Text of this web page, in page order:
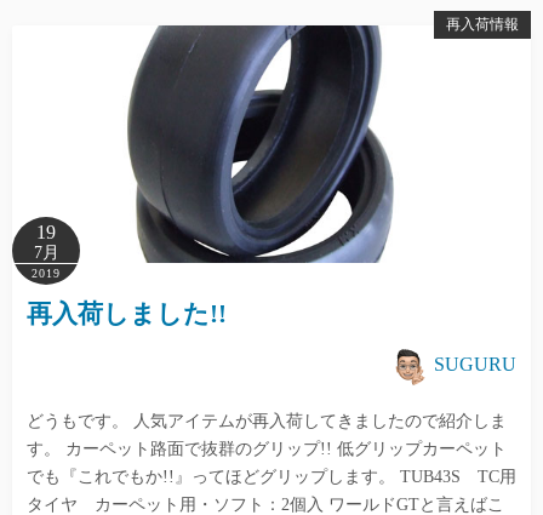
再入荷情報
19
7月
2019
再入荷しました!!
SUGURU
どうもです。 人気アイテムが再入荷してきましたので紹介しま
す。 カーペット路面で抜群のグリップ!! 低グリップカーペット
でも『これでもか!!』ってほどグリップします。 TUB43S TC用
タイヤ カーペット用・ソフト：2個入 ワールドGTと言えばこ